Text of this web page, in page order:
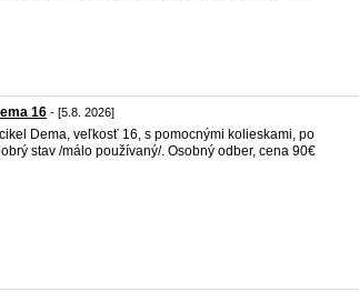
16 - [5.8. 2026]
Dema, veľkosť 16, s pomocnými kolieskami, po
stav /málo používaný/. Osobný odber, cena 90€